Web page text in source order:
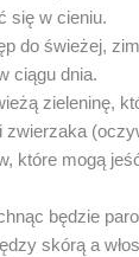
się w cieniu.
do świeżej,
ciągu dnia.
zieleninę,
zwierzaka
które mogą
będzie
skórą a